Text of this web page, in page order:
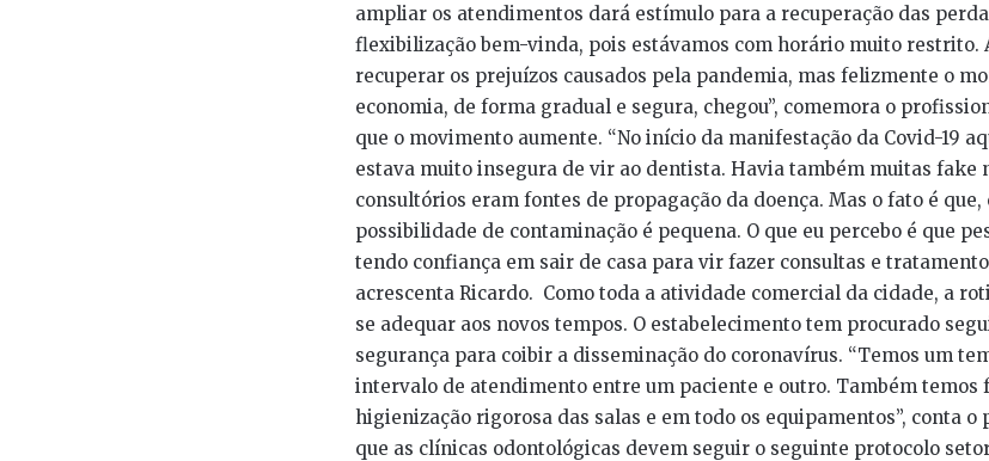
ampliar os atendimentos dará estímulo para a recuperação das
flexibilização bem-vinda, pois estávamos com horário muito restrito.
recuperar os prejuízos causados pela pandemia, mas felizmente o
economia, de forma gradual e segura, chegou”, comemora o
que o movimento aumente. “No início da manifestação da Covid-19
estava muito insegura de vir ao dentista. Havia também muitas fake
consultórios eram fontes de propagação da doença. Mas o fato é
possibilidade de contaminação é pequena. O que eu percebo é que
tendo confiança em sair de casa para vir fazer consultas e
acrescenta Ricardo. Como toda a atividade comercial da cidade, a
se adequar aos novos tempos. O estabelecimento tem procurado
segurança para coibir a disseminação do coronavírus. “Temos um
intervalo de atendimento entre um paciente e outro. Também temos
higienização rigorosa das salas e em todo os equipamentos”, conta
que as clínicas odontológicas devem seguir o seguinte protocolo